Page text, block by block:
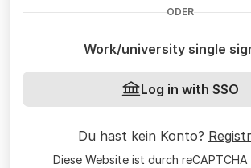
ODER
Work/university single
Log in with SSO
Du hast kein Konto?
Diese Website ist durch